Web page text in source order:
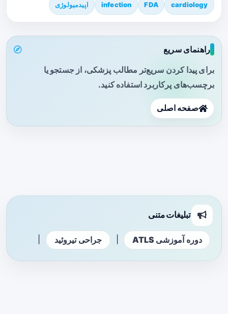
cardiology
FDA
infection اپیدمیولوژی
راهنمای سریع
برای پیدا کردن سریع‌تر مطالب پزشکی، از جستجو یا
برچسب‌های پرکاربرد استفاده کنید.
صفحه اصلی
تبلیغات متنی
دوره آموزشی ATLS جراحی تیروئید